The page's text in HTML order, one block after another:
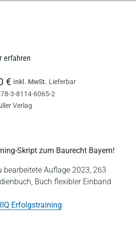
Skript zum Baurecht Bayern!
bearbeitete Auflage 2023, 263
Buch flexibler Einband
Erfolgstraining
erfahren
€ inkl. MwSt. Lieferbar
3-8114-6065-2
Verlag